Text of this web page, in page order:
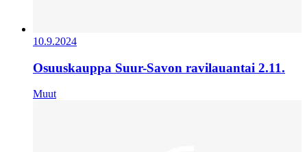
10.9.2024
Osuuskauppa Suur-Savon ravilauantai 2.11.
Muut